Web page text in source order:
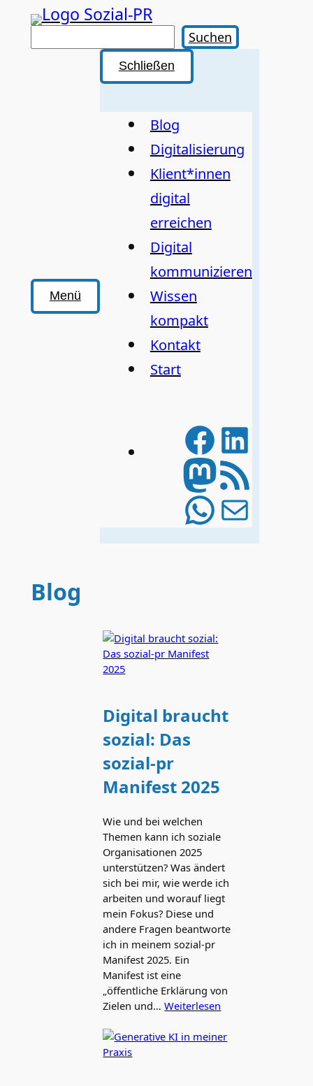
Inhalt
Suchen
Menü
Schließen
Blog
Digitalisierung
Klient*innen
digital
erreichen
Digital
kommunizieren
Wissen
kompakt
Kontakt
Start
RSS-Feed
E-Mail
Blog
Digital braucht
sozial: Das
sozial-pr
Manifest 2025
Wie und bei welchen
Themen kann ich soziale
Organisationen 2025
unterstützen? Was ändert
sich bei mir, wie werde ich
arbeiten und worauf liegt
mein Fokus? Diese und
andere Fragen beantworte
ich in meinem sozial-pr
Manifest 2025. Ein
Manifest ist eine
„öffentliche Erklärung von
Zielen und…Weiterlesen